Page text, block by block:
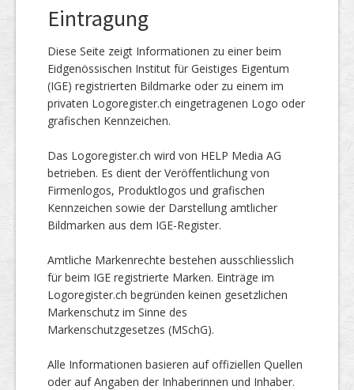
Eintragung
Diese Seite zeigt Informationen zu einer beim
Eidgenössischen Institut für Geistiges Eigentum
(IGE) registrierten Bildmarke oder zu einem im
privaten Logoregister.ch eingetragenen Logo oder
grafischen Kennzeichen.
Das Logoregister.ch wird von HELP Media AG
betrieben. Es dient der Veröffentlichung von
Firmenlogos, Produktlogos und grafischen
Kennzeichen sowie der Darstellung amtlicher
Bildmarken aus dem IGE-Register.
Amtliche Markenrechte bestehen ausschliesslich
für beim IGE registrierte Marken. Einträge im
Logoregister.ch begründen keinen gesetzlichen
Markenschutz im Sinne des
Markenschutzgesetzes (MSchG).
Alle Informationen basieren auf offiziellen Quellen
oder auf Angaben der Inhaberinnen und Inhaber.